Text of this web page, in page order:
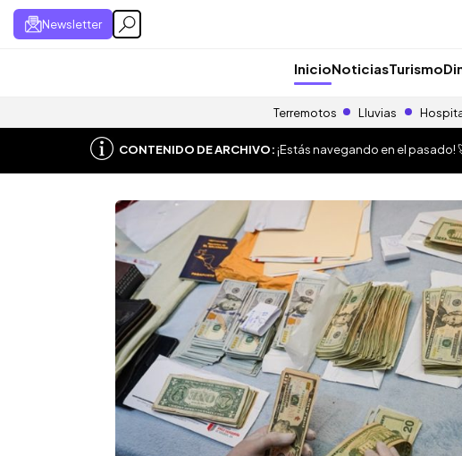
Newsletter
InicioNoticiasTurismo
Terremotos Lluvias
CONTENIDO DE ARCHIVO:¡Estás navegando en el pasado!